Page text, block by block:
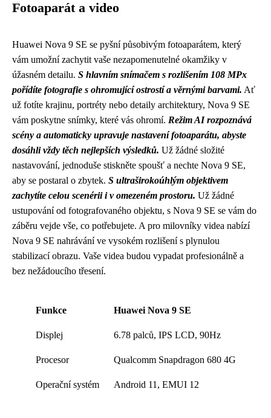
Fotoaparát a video
Huawei Nova 9 SE se pyšní působivým fotoaparátem, který
vám umožní zachytit vaše nezapomenutelné okamžiky v
úžasném detailu. S hlavním snímačem s rozlišením 108 MPx
pořídíte fotografie s ohromující ostrostí a věrnými barvami. Ať
už fotíte krajinu, portréty nebo detaily architektury, Nova 9 SE
vám poskytne snímky, které vás ohromí. Režim AI rozpoznává
scény a automaticky upravuje nastavení fotoaparátu, abyste
dosáhli vždy těch nejlepších výsledků. Už žádné složité
nastavování, jednoduše stiskněte spoušť a nechte Nova 9 SE,
aby se postaral o zbytek. S ultraširokoúhlým objektivem
zachytíte celou scenérii i v omezeném prostoru. Už žádné
ustupování od fotografovaného objektu, s Nova 9 SE se vám do
záběru vejde vše, co potřebujete. A pro milovníky videa nabízí
Nova 9 SE nahrávání ve vysokém rozlišení s plynulou
stabilizací obrazu. Vaše videa budou vypadat profesionálně a
bez nežádoucího třesení.
Funkce Huawei Nova 9 SE
Displej 6.78 palců, IPS LCD, 90Hz
Procesor Qualcomm Snapdragon 680 4G
Operační systém Android 11, EMUI 12